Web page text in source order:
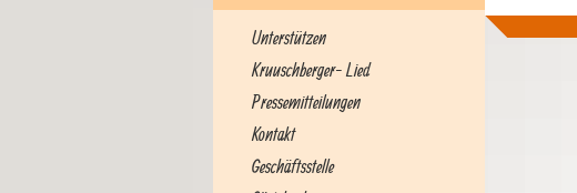
Unterstützen
Kruuschberger- Lied
Pressemitteilungen
Kontakt
Geschäftsstelle